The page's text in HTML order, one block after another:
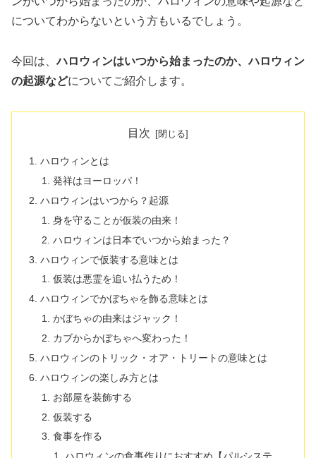
についてわからないという方もいるでしょう。
今回は、ハロウィンはいつから始まったのか、ハロウィン
の起源などについてご紹介します。
目次
ハロウィンとは
発祥はヨーロッパ！
ハロウィンはいつから？起源
身を守ることが仮装の由来！
ハロウィンは日本でいつから始まった？
ハロウィンで仮装する意味とは
仮装は悪霊を追い払うため！
ハロウィンでかぼちゃを飾る意味とは
かぼちゃの由来はジャック！
カブからかぼちゃへ変わった！
ハロウィンのトリック・オア・トリートの意味とは
ハロウィンの楽しみ方とは
お部屋を装飾する
仮装する
食事を作る